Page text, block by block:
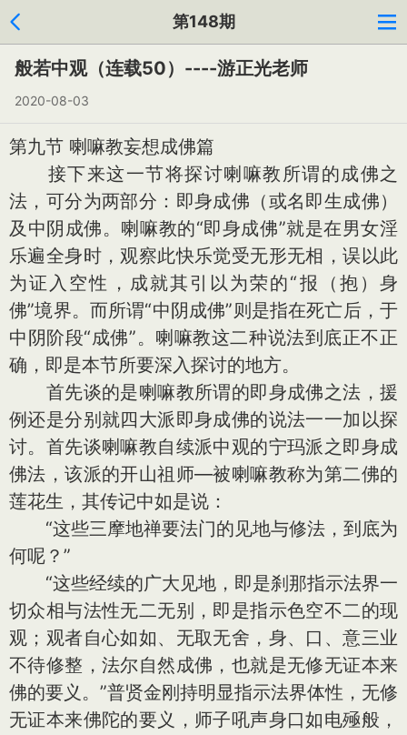
第148期
般若中观（连载50）----游正光老师
2020-08-03
第九节 喇嘛教妄想成佛篇
接下来这一节将探讨喇嘛教所谓的成佛之
法，可分为两部分：即身成佛（或名即生成佛）
及中阴成佛。喇嘛教的“即身成佛”就是在男女淫
乐遍全身时，观察此快乐觉受无形无相，误以此
为证入空性，成就其引以为荣的“报（抱）身
佛”境界。而所谓“中阴成佛”则是指在死亡后，于
中阴阶段“成佛”。喇嘛教这二种说法到底正不正
确，即是本节所要深入探讨的地方。
首先谈的是喇嘛教所谓的即身成佛之法，援
例还是分别就四大派即身成佛的说法一一加以探
讨。首先谈喇嘛教自续派中观的宁玛派之即身成
佛法，该派的开山祖师—被喇嘛教称为第二佛的
莲花生，其传记中如是说：
“这些三摩地禅要法门的见地与修法，到底为
何呢？”
“这些经续的广大见地，即是刹那指示法界一
切众相与法性无二无别，即是指示色空不二的现
观；观者自心如如、无取无舍，身、口、意三业
不待修整，法尔自然成佛，也就是无修无证本来
佛的要义。”普贤金刚持明显指示法界体性，无修
无证本来佛陀的要义，师子吼声身口如电殛般，